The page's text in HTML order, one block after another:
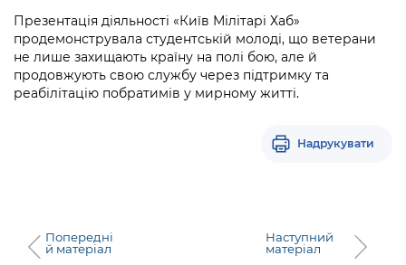
Презентація діяльності «Київ Мілітарі Хаб»
продемонструвала студентській молоді, що ветерани
не лише захищають країну на полі бою, але й
продовжують свою службу через підтримку та
реабілітацію побратимів у мирному житті.
Надрукувати
Попередні
й матеріал
Наступний
матеріал